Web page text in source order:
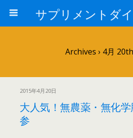
Archives › 4月
2015年4月20日
大人気！無農薬・無化学
参